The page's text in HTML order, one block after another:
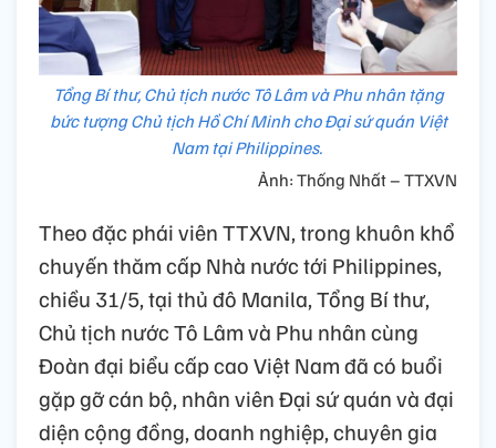
Tổng Bí thư, Chủ tịch nước Tô Lâm và Phu nhân tặng
bức tượng Chủ tịch Hồ Chí Minh cho Đại sứ quán Việt
Nam tại Philippines.
Ảnh: Thống Nhất – TTXVN
Theo đặc phái viên TTXVN, trong khuôn khổ
chuyến thăm cấp Nhà nước tới Philippines,
chiều 31/5, tại thủ đô Manila, Tổng Bí thư,
Chủ tịch nước Tô Lâm và Phu nhân cùng
Đoàn đại biểu cấp cao Việt Nam đã có buổi
gặp gỡ cán bộ, nhân viên Đại sứ quán và đại
diện cộng đồng, doanh nghiệp, chuyên gia